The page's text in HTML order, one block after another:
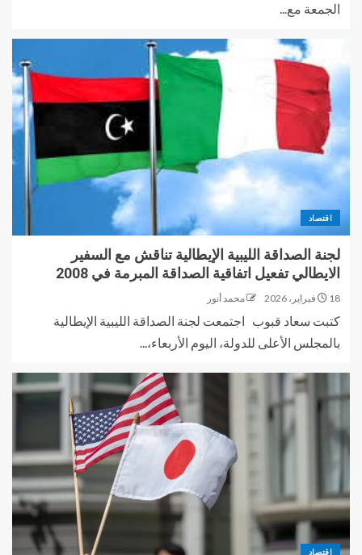
الجمعة مع...
اقتصاد
لجنة الصداقة الليبية الإيطالية تناقش مع السفير
الايطالي تفعيل اتفاقية الصداقة المبرمة في 2008
18 فبراير، 2026 محمد أنور
كتبت سعاد قبوب اجتمعت لجنة الصداقة الليبية الإيطالية
بالمجلس الأعلى للدولة، اليوم الأربعاء،...
اقتصاد